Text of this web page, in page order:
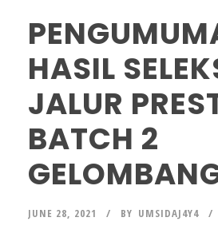
HASIL
JALUR
BATCH 2
JUNE 28, 2021 BY UMSIDAJ4Y4